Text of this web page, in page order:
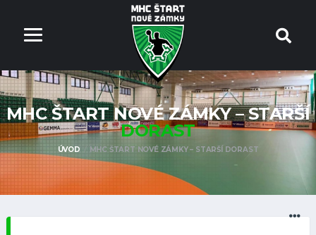
MHC ŠTART NOVÉ ZÁMKY – STARŠÍ
DORAST
ÚVOD MHC ŠTART NOVÉ ZÁMKY – STARŠÍ DORAST